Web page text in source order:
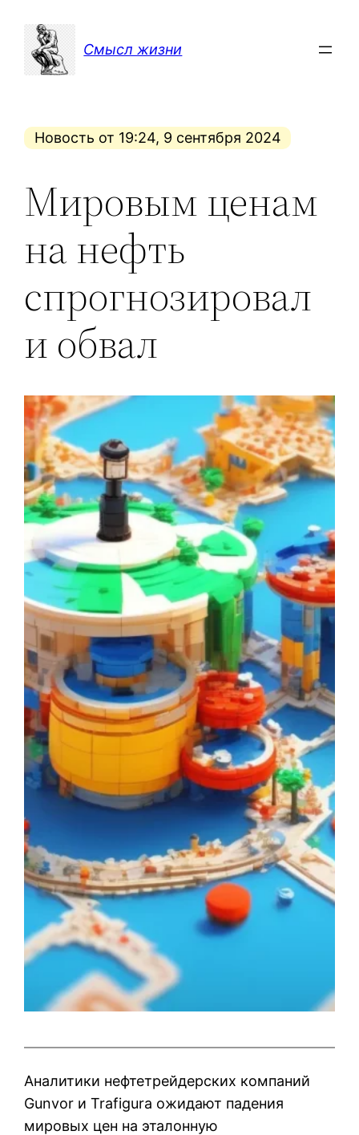
содержимому
Смысл жизни
Новость от 19:24, 9 сентября 2024
Мировым ценам
на нефть
спрогнозировал
и обвал
Аналитики нефтетрейдерских компаний
Gunvor и Trafigura ожидают падения
мировых цен на эталонную